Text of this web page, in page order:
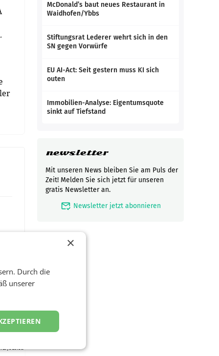
und
AMSTERDAM.
McDonald’s baut neues Restaurant in
Waidhofen/Ybbs
Stiftungsrat Lederer wehrt sich in den
SN gegen Vorwürfe
EU AI-Act: Seit gestern muss KI sich
outen
Immobilien-Analyse: Eigentumsquote
sinkt auf Tiefstand
newsletter
Mit unseren News bleiben Sie am Puls der
Zeit! Melden Sie sich jetzt für unseren
gratis Newsletter an.
mark_email_read Newsletter jetzt abonnieren
×
Durch die
unserer